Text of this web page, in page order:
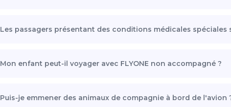
Les passagers présentant des conditions médicales spéciales
Mon enfant peut-il voyager avec FLYONE non accompagné ?
Puis-je emmener des animaux de compagnie à bord de l'avion